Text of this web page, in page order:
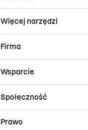
Więcej narzędzi
Firma
Wsparcie
Społeczność
Prawo